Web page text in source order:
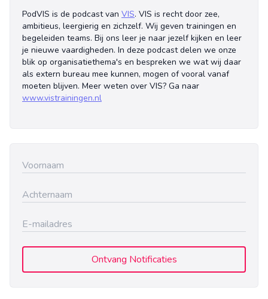
PodVIS is de podcast van VIS. VIS is recht door zee,
ambitieus, leergierig en zichzelf. Wij geven trainingen en
begeleiden teams. Bij ons leer je naar jezelf kijken en leer
je nieuwe vaardigheden. In deze podcast delen we onze
blik op organisatiethema's en bespreken we wat wij daar
als extern bureau mee kunnen, mogen of vooral vanaf
moeten blijven. Meer weten over VIS? Ga naar
www.vistrainingen.nl
Ontvang Notificaties